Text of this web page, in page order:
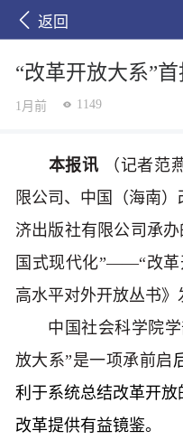
返回
“改革开放大系”
1月前 1149
本报讯 （记者范
限公司、中国（海南
济出版社有限公司承
国式现代化”——“改革
高水平对外开放丛书》
中国社会科学院学
放大系”是一项承前启
利于系统总结改革开
改革提供有益镜鉴。